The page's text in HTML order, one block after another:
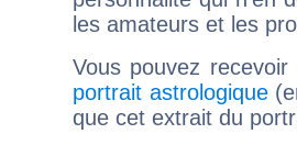
les amateurs et les
Vous pouvez
portrait astrologique
que cet extrait du